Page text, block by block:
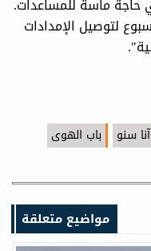
شخص في حاجة ماسة للمساعدات.
لتوصيل الإمدادات
آنا سنو
باب الهوى
مواضيع متعلقة